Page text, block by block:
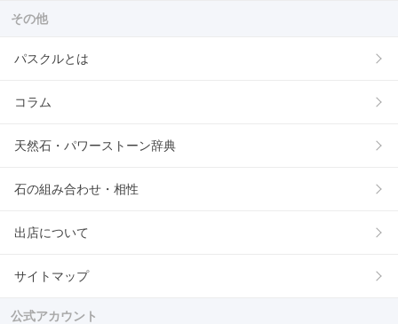
その他
パスクルとは
コラム
天然石・パワーストーン辞典
石の組み合わせ・相性
出店について
サイトマップ
公式アカウント